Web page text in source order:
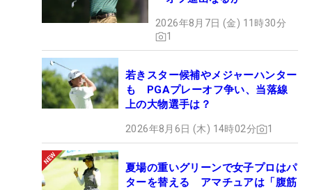
2026年8月7日 (金) 11時30分
1
若きスター候補やメジャーハンター
も PGAプレーオフ争い、当落線
上の大物選手は？
2026年8月6日 (木) 14時02分 1
夏場の重いグリーンで女子プロはパ
ターを替える アマチュアは「腹筋